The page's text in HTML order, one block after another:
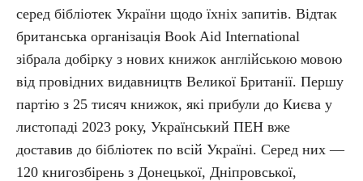
серед бібліотек України щодо їхніх запитів. Відтак
британська організація Book Aid International
зібрала добірку з нових книжок англійською мовою
від провідних видавництв Великої Британії. Першу
партію з 25 тисяч книжок, які прибули до Києва у
листопаді 2023 року, Український ПЕН вже
доставив до бібліотек по всій Україні. Серед них —
120 книгозбірень з Донецької, Дніпровської,